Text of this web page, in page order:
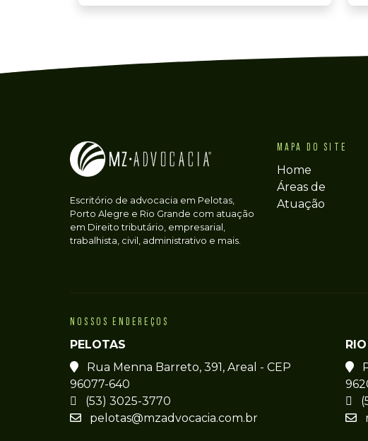
Escritório de advocacia em Pelotas,
Porto Alegre e Rio Grande com atuação
em Direito tributário, empresarial,
trabalhista, civil, administrativo e mais.
MAPA DO SITE
Home
Áreas de
Atuação
NOSSOS ENDEREÇOS
PELOTAS
Rua Menna Barreto, 391, Areal - CEP
96077-640
(53) 3025-3770
pelotas@mzadvocacia.com.br